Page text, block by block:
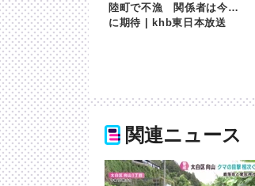
陸町で不漁 関係者は今後
に期待 | khb東日本放送
関連ニュース